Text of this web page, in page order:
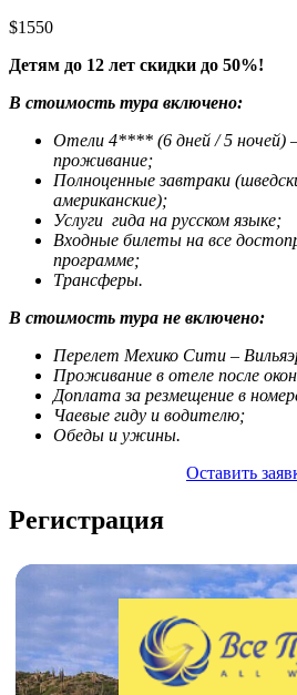
$1550
Детям до 12 лет скидки до 50%!
В стоимость тура включено:
Oтели 4**** (6 дней / 5 ночей)
проживание;
Полноценные завтраки
американские);
Услуги гида на русском языке;
Входные билеты на все
программе;
Трансферы.
В стоимость тура не включено:
Перелет Мехико Cити –
Проживание в отеле после
Доплата за резмещение в
Чаевые гиду и водителю;
Обеды и ужины.
Оставить
Регистрация